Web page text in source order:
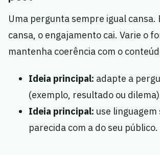
Uma pergunta sempre igual cansa.
cansa, o engajamento cai. Varie o
mantenha coerência com o
Ideia principal: adapte a
(exemplo, resultado ou
Ideia principal: use linguagem
parecida com a do seu público.